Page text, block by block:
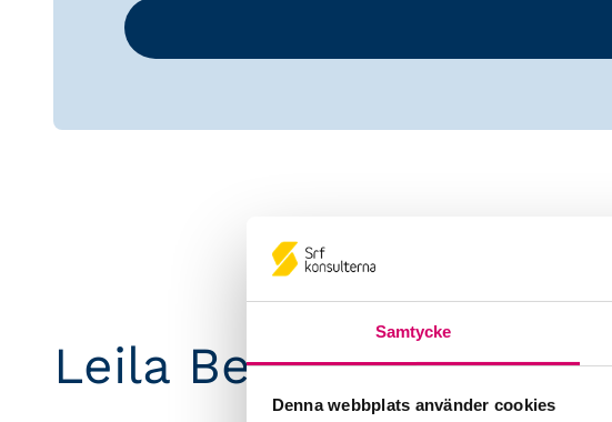
Samtycke
Denna webbplats använder cookies
Leila Beso